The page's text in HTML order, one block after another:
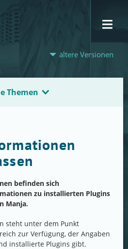
ältere Versionen
Themen
befinden sich
zu installierten Plugins
Manja.
steht unter dem Punkt
zur Verfügung, der Angaben
installierte Plugins gibt.